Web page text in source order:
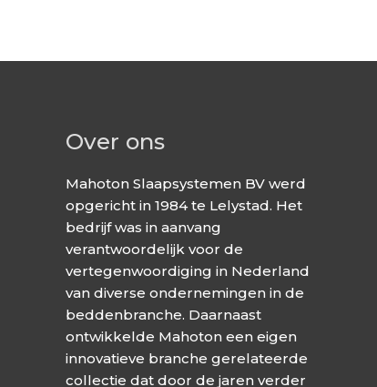
Over ons
Mahoton Slaapsystemen BV werd
opgericht in 1984 te Lelystad. Het
bedrijf was in aanvang
verantwoordelijk voor de
vertegenwoordiging in Nederland
van diverse ondernemingen in de
beddenbranche. Daarnaast
ontwikkelde Mahoton een eigen
innovatieve branche gerelateerde
collectie dat door de jaren verder